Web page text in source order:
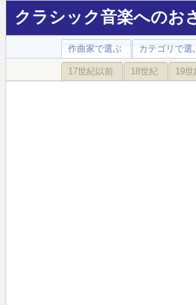
クラシック音楽へのお
作曲家で選ぶ カテゴリで選
17世紀以前 18世紀 19